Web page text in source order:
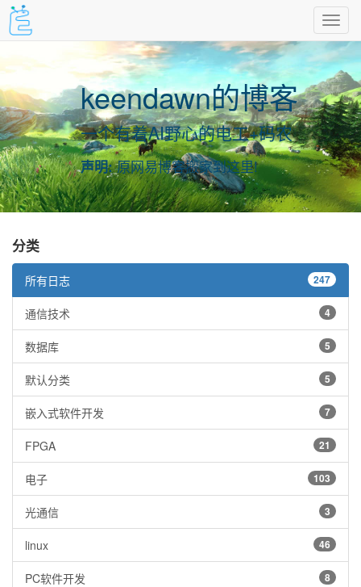
keendawn的博客
一个有着AI野心的电工+码农
声明:原网易博客搬家到这里!
分类
所有日志 247
通信技术 4
数据库 5
默认分类 5
嵌入式软件开发 7
FPGA 21
电子 103
光通信 3
linux 46
PC软件开发 8